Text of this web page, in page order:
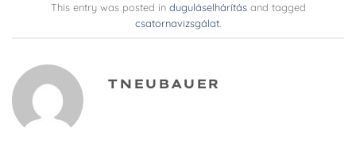
This entry was posted in duguláselhárításand tagged
csatornavizsgálat.
TNEUBAUER